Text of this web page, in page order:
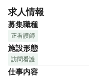
「みんなが幸せである
ます」が経営理念です。
働くスタッフが楽しく
サービスはできないと
働きやすさにこだわっ
在宅リハビリの需要に
求人情報
募集職種
正看護師
施設形態
訪問看護
仕事内容